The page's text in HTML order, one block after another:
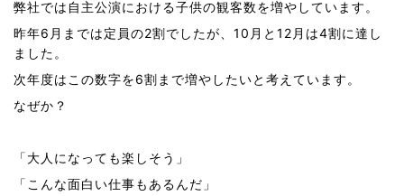
弊社では自主公演における子供の観客数を増やしています。
昨年6月までは定員の2割でしたが、10月と12月は4割に達し
ました。
次年度はこの数字を6割まで増やしたいと考えています。
なぜか？
「大人になっても楽しそう」
「こんな面白い仕事もあるんだ」